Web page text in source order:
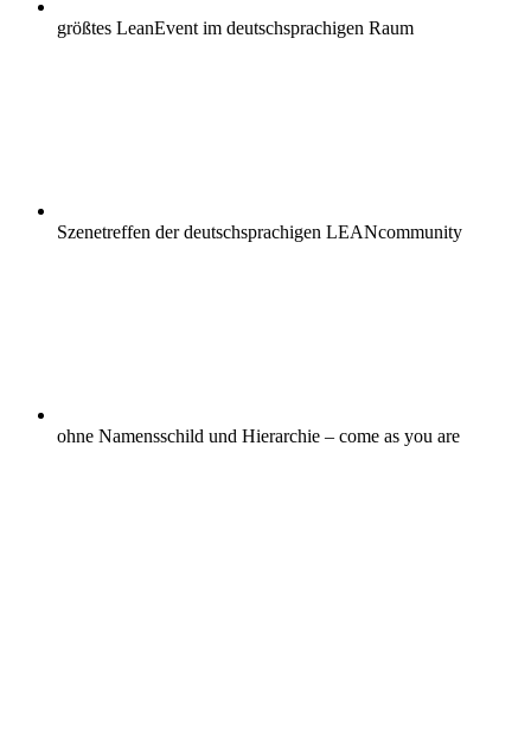
größtes LeanEvent im deutschsprachigen Raum
Szenetreffen der deutschsprachigen LEANcommunity
ohne Namensschild und Hierarchie – come as you are